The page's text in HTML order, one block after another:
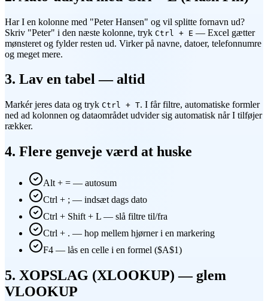
Har I en kolonne med "Peter Hansen" og vil splitte fornavn ud?
Skriv "Peter" i den næste kolonne, tryk Ctrl + E — Excel gætter
mønsteret og fylder resten ud. Virker på navne, datoer, telefonnumre
og meget mere.
3. Lav en tabel — altid
Markér jeres data og tryk Ctrl + T. I får filtre, automatiske formler
ned ad kolonnen og dataområdet udvider sig automatisk når I tilføjer
rækker.
4. Flere genveje værd at huske
Alt + = — autosum
Ctrl + ; — indsæt dags dato
Ctrl + Shift + L — slå filtre til/fra
Ctrl + . — hop mellem hjørner i en markering
F4 — lås en celle i en formel ($A$1)
5. XOPSLAG (XLOOKUP) — glem
VLOOKUP